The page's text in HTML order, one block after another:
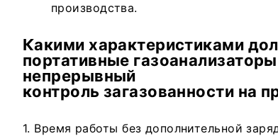
производства.
Какими характеристиками
портативные
непрерывный
контроль загазованности на
Время работы без дополнительной